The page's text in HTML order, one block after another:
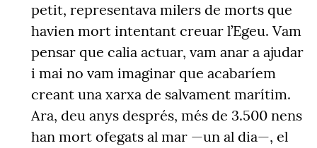
petit, representava milers de morts que
havien mort intentant creuar l’Egeu. Vam
pensar que calia actuar, vam anar a ajudar
i mai no vam imaginar que acabaríem
creant una xarxa de salvament marítim.
Ara, deu anys després, més de 3.500 nens
han mort ofegats al mar —un al dia—, el